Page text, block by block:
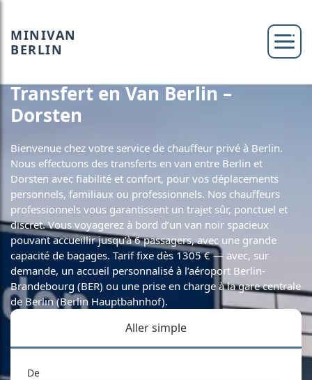
MINIVAN
BERLIN
Transfert en Van Berlin –
Dorsten
Bienvenue chez votre service de chauffeur privé à Berlin.
Nous effectuons des transferts en van entre Berlin et
Dorsten avec fiabilité et confort, pour vos déplacements
personnels, familiaux ou professionnels. Nos chauffeurs
professionnels vous garantissent un trajet sûr, ponctuel et
discret. Vous voyagerez à bord d’un van noir spacieux
pouvant accueillir jusqu’à 6 passagers, avec une grande
capacité de bagages. Tarif fixe dès 1305 € — avec, sur
demande, un accueil personnalisé à l’aéroport Berlin-
Brandebourg (BER) ou une prise en charge à la gare centrale
de Berlin (Berlin Hauptbahnhof).
Aller simple
De